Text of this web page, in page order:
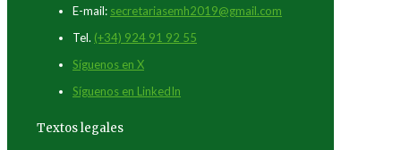
E-mail: secretariasemh2019@gmail.com
Tel. (+34) 924 91 92 55
Síguenos en X
Síguenos en LinkedIn
Textos legales